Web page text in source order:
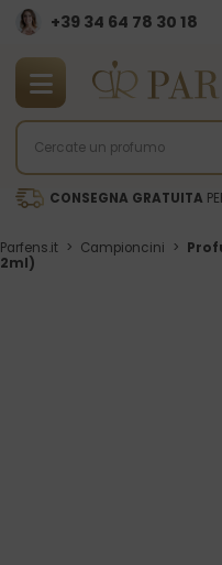
+39 34 64 78 30 18
CONSEGNA GRATUITA
Parfens.it > Campioncini >
2ml)